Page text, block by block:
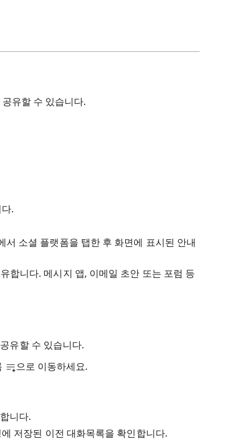
유할 수 있습니다.
.
소셜 플랫폼을 탭한 후 화면에 표시된 안내
합니다. 메시지 앱, 이메일 초안 또는 포럼 등
유할 수 있습니다.
으로 이동하세요.
니다.
저장된 이전 대화목록을 확인합니다.